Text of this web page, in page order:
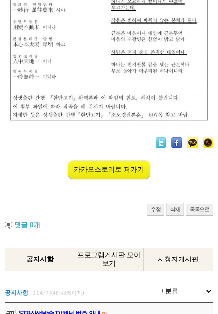
카카오스토리로 퍼가기
수정 삭제 목록으로
댓글 0개
공지사항
프로그램게시판 모아
보기
시청자게시판
공지사항 1,047개(48/53페이지)